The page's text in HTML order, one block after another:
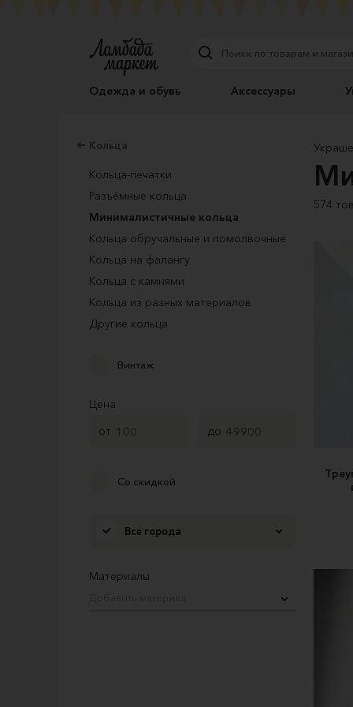
Одежда и обувь Аксессуары
Кольца
Кольца-печатки
Разъёмные кольца
Минималистичные кольца
Кольца обручальные и помолвочные
Кольца на фалангу
Кольца с камнями
Кольца из разных материалов
Другие кольца
Винтаж
Цена
от
до
Со скидкой
Все города
Материалы
574